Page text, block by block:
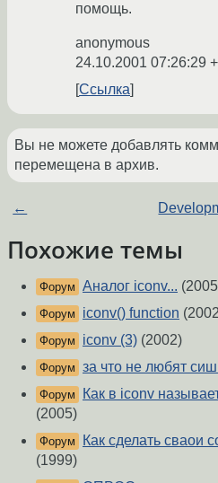
помощь.
anonymous
24.10.2001 07:26:29
Ссылка
Вы не можете добавлять
перемещена в архив.
←
Похожие темы
Форум Аналог iconv...
Форум iconv() function
Форум iconv (3) (2002)
Форум за что не любят
Форум
Как в iconv
(2005)
Форум
Как сделать сваои
(1999)